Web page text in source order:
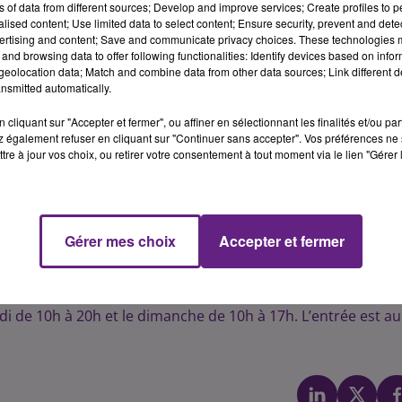
donnent rendez-vous à Dijon. Un moment durant lequel
un seul lieu. L’occasion de déguster et, pourquoi,
à des tarifs "comme au domaine".
c’est
pour les blancs, s’expriment si bien en Bourgogne et
Ne faut pas oublier le Gamay, qui ne donne que le meilleur
rouges »expliquent les organisateurs. Sans oublier le
sa balade pour découvrir le Poulsard (vin rouge), le
donne le vin jaune »
indépendants de sensibiliser le public aux
et du patrimoine français.
10h à 20h et le dimanche de 10h à 17h. L’entrée est au
of data from different sources; Develop and improve services; Create profiles to
content; Use limited data to select content; Ensure security, prevent and
and content; Save and communicate privacy choices. These technologies
browsing data to offer following functionalities: Identify devices based on
data; Match and combine data from other data sources; Link different
automatically.
cliquant sur "Accepter et fermer", ou affiner en sélectionnant les finalités et/ou
également refuser en cliquant sur "Continuer sans accepter". Vos préférences
à jour vos choix, ou retirer votre consentement à tout moment via le lien
Gérer mes choix Accepter et fermer